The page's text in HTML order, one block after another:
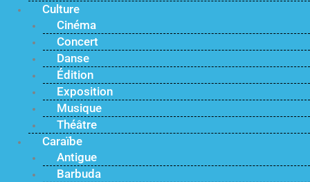
Culture
Cinéma
Concert
Danse
Édition
Exposition
Musique
Théâtre
Caraïbe
Antigue
Barbuda